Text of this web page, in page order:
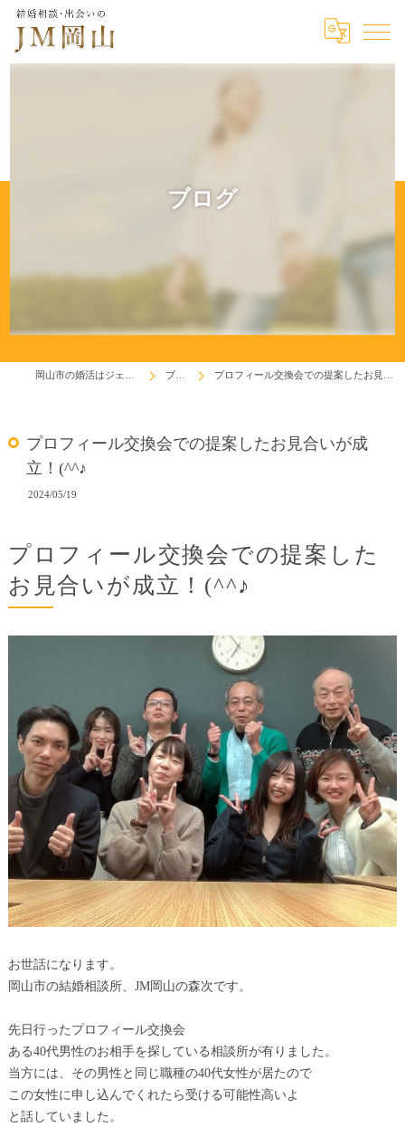
ブログ
ブログ プロフィール交換会での提案したお見合いが成立！(^^♪
プロフィール交換会での提案したお見合いが成
立！(^^♪
2024/05/19
プロフィール交換会での提案した
お見合いが成立！(^^♪
お世話になります。
岡山市の結婚相談所、JM岡山の森次です。
先日行ったプロフィール交換会
ある40代男性のお相手を探している相談所が有りました。
当方には、その男性と同じ職種の40代女性が居たので
この女性に申し込んでくれたら受ける可能性高いよ
と話していました。